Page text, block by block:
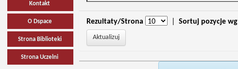
Kontakt
O Dspace
Strona Biblioteki
Strona Uczelni
Rezultaty/Strona Sortuj pozycje wg